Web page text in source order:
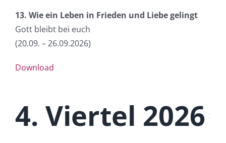
13. Wie ein Leben in Frieden und Liebe gelingt
Gott bleibt bei euch
(20.09. – 26.09.2026)
Download
4. Viertel 2026